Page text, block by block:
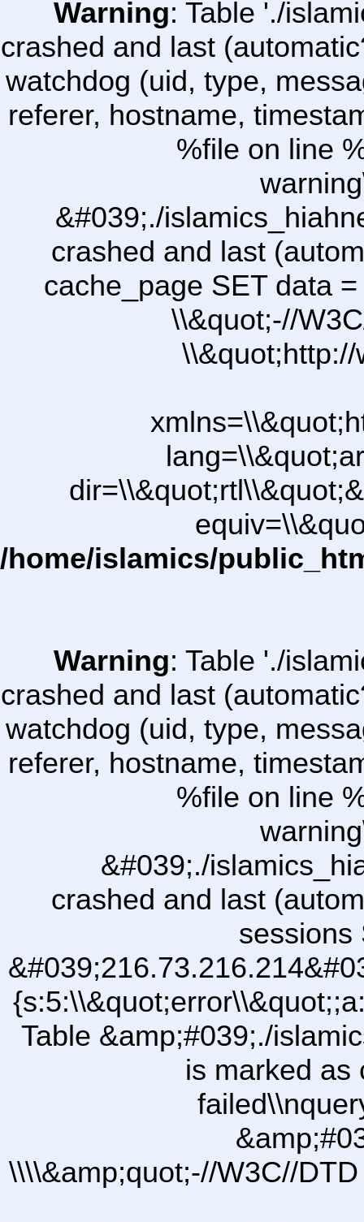
Warning: Table './
crashed and last
watchdog (uid, type,
referer, hostname,
%file on line
&#039;./
crashed and last
cache_page SET data
\\&quot;-//
/home/islamics/
Warning: Table './
crashed and last
watchdog (uid, type,
referer, hostname,
%file on line
&#039;./
crashed and last
sessions
Table &amp;#039;./
is marked as
\\\\&amp;quot;-//W3C//